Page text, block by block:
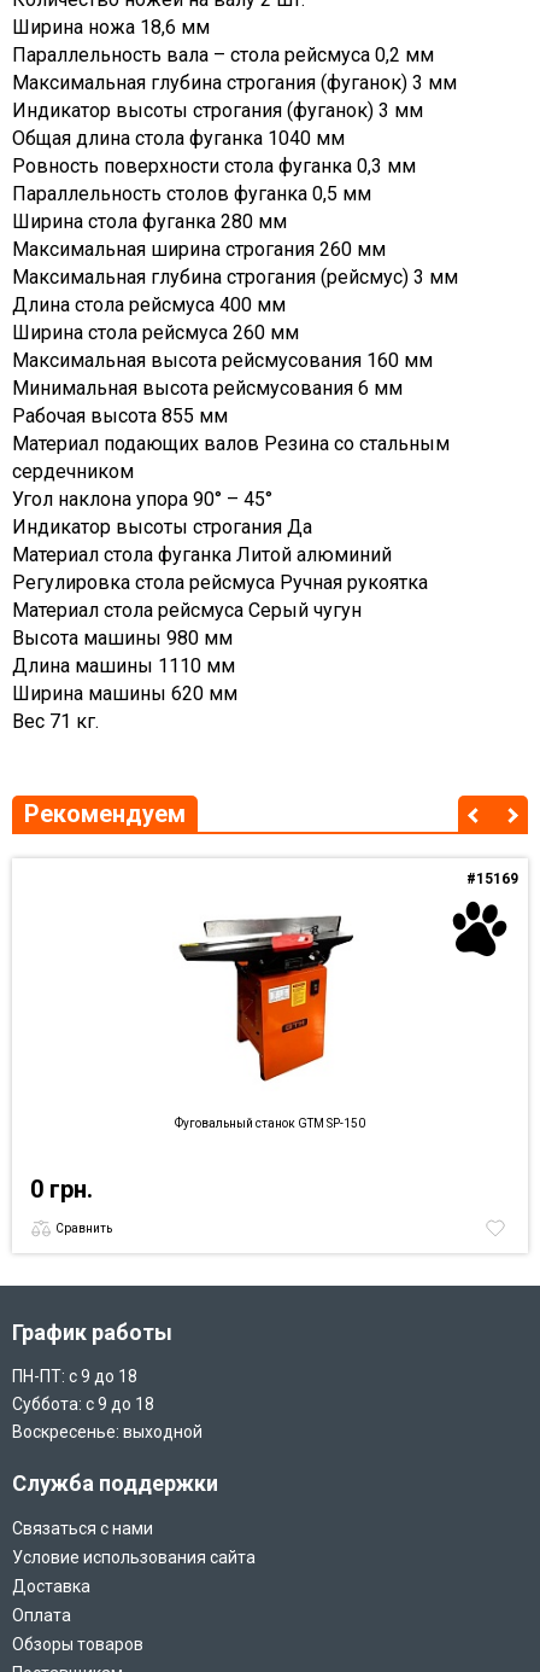
Ширина ножа 18,6 мм
Параллельность вала – стола рейсмуса 0,2 мм
Максимальная глубина строгания (фуганок) 3 мм
Индикатор высоты строгания (фуганок) 3 мм
Общая длина стола фуганка 1040 мм
Ровность поверхности стола фуганка 0,3 мм
Параллельность столов фуганка 0,5 мм
Ширина стола фуганка 280 мм
Максимальная ширина строгания 260 мм
Максимальная глубина строгания (рейсмус) 3 мм
Длина стола рейсмуса 400 мм
Ширина стола рейсмуса 260 мм
Максимальная высота рейсмусования 160 мм
Минимальная высота рейсмусования 6 мм
Рабочая высота 855 мм
Материал подающих валов Резина со стальным
сердечником
Угол наклона упора 90° – 45°
Индикатор высоты строгания Да
Материал стола фуганка Литой алюминий
Регулировка стола рейсмуса Ручная рукоятка
Материал стола рейсмуса Серый чугун
Высота машины 980 мм
Длина машины 1110 мм
Ширина машины 620 мм
Вес 71 кг.
Рекомендуем
#15169
Фуговальный станок GTM SP-150
0 грн.
Сравнить
График работы
ПН-ПТ: с 9 до 18
Суббота: с 9 до 18
Воскресенье: выходной
Служба поддержки
Связаться с нами
Условие использования сайта
Доставка
Оплата
Обзоры товаров